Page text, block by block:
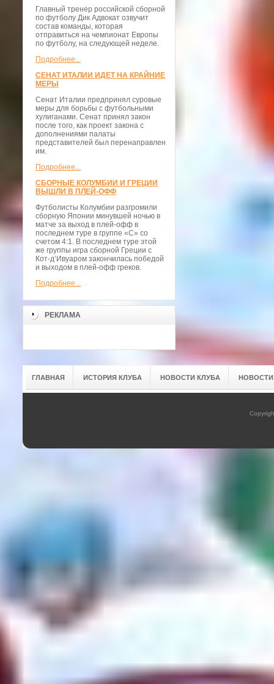
Главный тренер российской сборной
по футболу Дик Адвокат озвучит
состав команды, которая
отправиться на чемпионат Европы
по футболу, на следующей неделе.
Подробнее...
СЕНАТ ИТАЛИИ ИДЕТ НА КРАЙНИЕ
МЕРЫ
Сенат Италии предпринял суровые
меры для борьбы с футбольными
хулиганами. Сенат принял закон
после того, как проект закона с
дополнениями палаты
представителей был перенаправлен
им.
Подробнее...
СБОРНЫЕ КОЛУМБИИ И ГРЕЦИИ
ВЫШЛИ В ПЛЕЙ-ОФФ
Футболисты Колумбии разгромили
сборную Японии минувшей ночью в
матче за выход в плей-офф в
последнем туре в группе «С» со
счетом 4:1. В последнем туре этой
же группы игра сборной Греции с
Кот-д’Ивуаром закончилась победой
и выходом в плей-офф греков.
Подробнее...
РЕКЛАМА
ГЛАВНАЯ ИСТОРИЯ КЛУБА НОВОСТИ КЛУБА